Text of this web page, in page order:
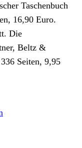
Taschenbuch
16,90 Euro.
Die
Beltz &
Seiten, 9,95